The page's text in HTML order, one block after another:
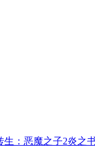
生：恶魔之子2炎之